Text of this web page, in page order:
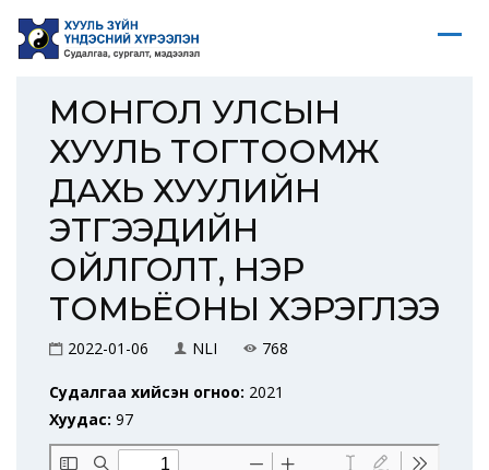
МОНГОЛ УЛСЫН
ХУУЛЬ ТОГТООМЖ
ДАХЬ ХУУЛИЙН
ЭТГЭЭДИЙН
ОЙЛГОЛТ, НЭР
ТОМЬЁОНЫ ХЭРЭГЛЭЭ
2022-01-06 NLI 768
Судалгаа хийсэн огноо: 2021
Хуудас: 97